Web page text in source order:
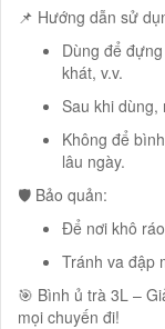
📌 Hướng dẫn sử
Dùng để
khát, v.v.
Sau khi dùng,
Không để
lâu ngày.
🛡️ Bảo quản:
Để nơi khô
Tránh va đập
🎯 Bình ủ trà 3L –
mọi chuyến đi!